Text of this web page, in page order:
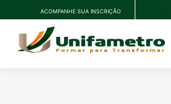
ACOMPANHE SUA INSCRIÇÃO